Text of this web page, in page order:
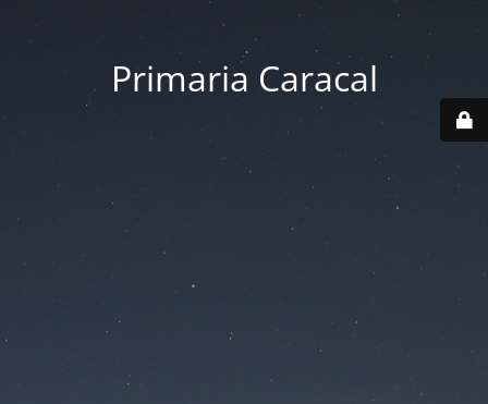
Primaria Caracal